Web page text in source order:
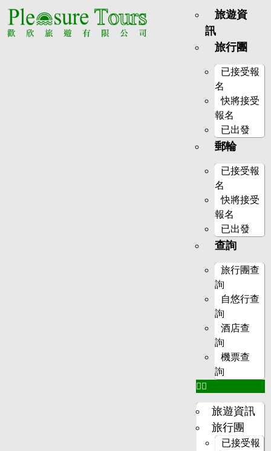
旅遊資
訊
旅行團
已接受報
名
快將接受
報名
已出發
郵輪
已接受報
名
快將接受
報名
已出發
查詢
旅行團查
詢
自悠行查
詢
酒店查
詢
機票查
詢
旅遊資訊
旅行團
已接受報